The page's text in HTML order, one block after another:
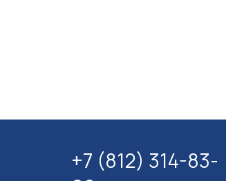
+7 (812) 314-83-